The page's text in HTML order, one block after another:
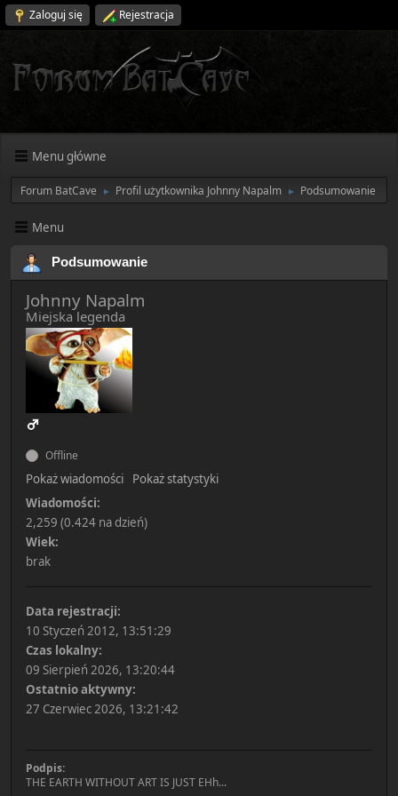
Zaloguj się Rejestracja
Menu główne
Forum BatCave ► Profil użytkownika Johnny Napalm ► Podsumowanie
Menu
Podsumowanie
Johnny Napalm
Miejska legenda
Offline
Pokaż wiadomości
Pokaż statystyki
Wiadomości:
2,259 (0.424 na dzień)
Wiek:
brak
Data rejestracji:
10 Styczeń 2012, 13:51:29
Czas lokalny:
09 Sierpień 2026, 13:20:44
Ostatnio aktywny:
27 Czerwiec 2026, 13:21:42
Podpis:
THE EARTH WITHOUT ART IS JUST EHh...